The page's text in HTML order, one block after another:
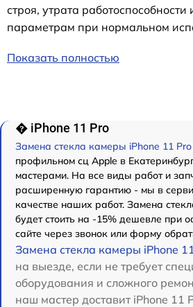
строя, утрата
параметрам при нормальном
Показать полностью
� iPhone 11 Pro
Замена стекла камеры iPhone 11 Pro
профильном сц Apple в
мастерами. На все виды работ и
расширенную гарантию - мы в
качестве наших работ. Замена
будет стоить на -15% дешевле при
сайте через звонок или форму
Замена стекла камеры iPhone
на выезде, если не требует
оборудования и сложного
наш мастер доставит iPhone 11